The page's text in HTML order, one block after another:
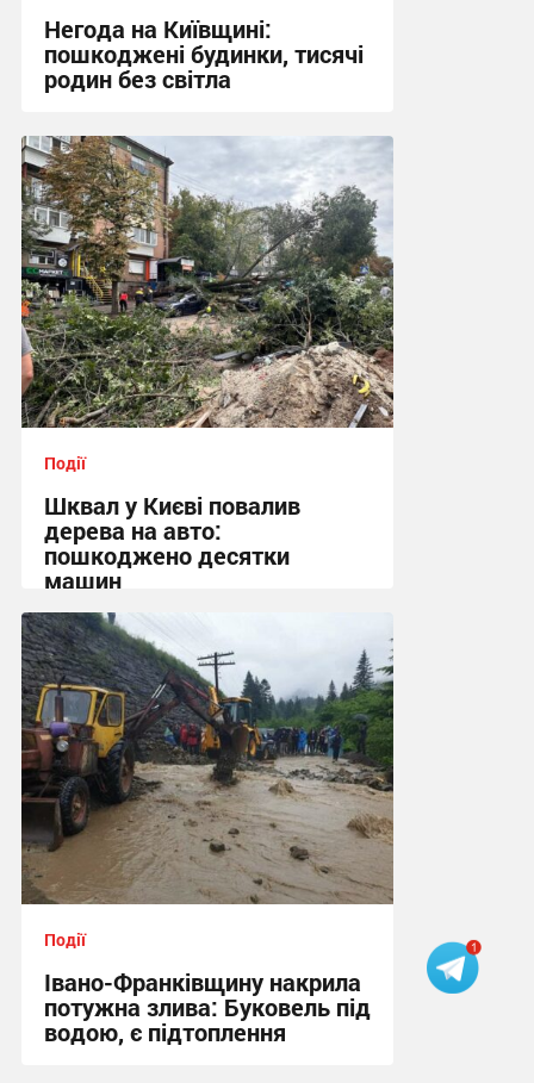
Негода на Київщині:
пошкоджені будинки, тисячі
родин без світла
17:07 сьогодні
Події
Шквал у Києві повалив
дерева на авто:
пошкоджено десятки
машин
16:24 сьогодні
Події
Івано-Франківщину накрила
потужна злива: Буковель під
водою, є підтоплення